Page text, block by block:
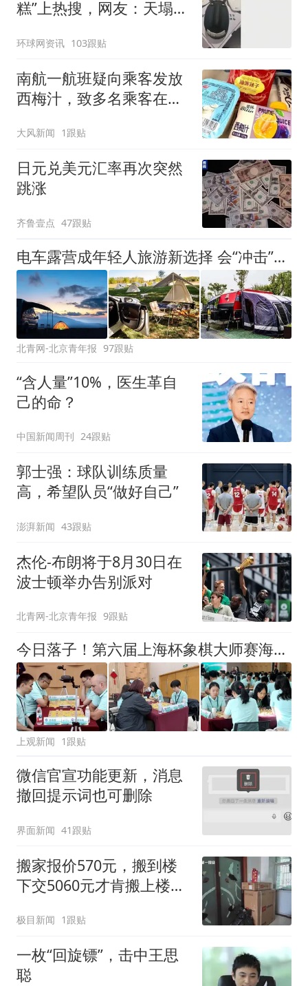
糕”上热搜，网友：天塌
环球网资讯 103跟贴
南航一航班疑向乘客发放
西梅汁，致多名乘客在飞
客：机上100多人只有2个
厕所；客服回应：并非每
架飞机都会发放西梅汁
大风新闻 1跟贴
日元兑美元汇率再次突然
跳涨
齐鲁壹点 47跟贴
电车露营成年轻人旅游新选择 会“冲击”传统住宿业吗？
北青网-北京青年报 97跟贴
“含人量”10%，医生革自
己的命？
中国新闻周刊 24跟贴
郭士强：球队训练质量
高，希望队员“做好自己”
澎湃新闻 43跟贴
杰伦-布朗将于8月30日在
波士顿举办告别派对
北青网-北京青年报 9跟贴
今日落子！第六届上海杯象棋大师赛海选赛扩容，象棋爱好者也能参与顶级赛事
上观新闻 1跟贴
微信官宣功能更新，消息
撤回提示词也可删除
界面新闻 41跟贴
搬家报价570元，搬到楼
下交5060元才肯搬上楼！
极目新闻 1跟贴
一枚“回旋镖”，击中王思
聪